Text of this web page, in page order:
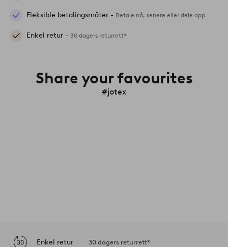
Fleksible betalingsmåter - Betale nå, senere eller dele opp
Enkel retur - 30 dagers returrett*
Share your favourites
#jotex
Enkel retur 30 dagers returrett*